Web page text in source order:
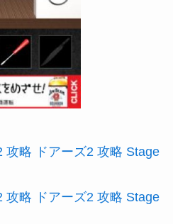
攻略 ドアーズ2 攻略 Stage
攻略 ドアーズ2 攻略 Stage